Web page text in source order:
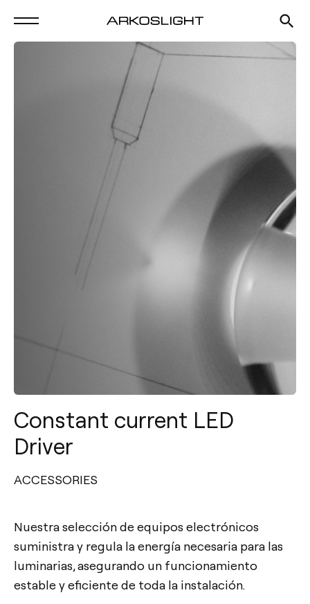
Constant current LED
Driver
ACCESSORIES
Nuestra selección de equipos electrónicos
suministra y regula la energía necesaria para las
luminarias, asegurando un funcionamiento
estable y eficiente de toda la instalación.